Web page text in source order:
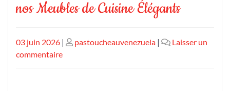
nos Meubles de Cuisine Élégants
Publié
le
03 juin 2026 | Publié
pastoucheauvenezuela |
Laisser un
commentairesur